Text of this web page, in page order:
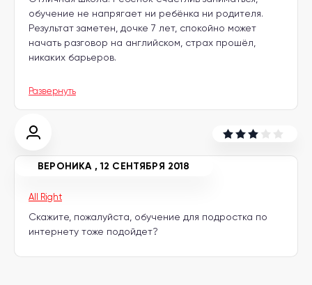
школуобучение не напрягает ни ребёнка ни родителя.
Результат заметен, дочке 7 лет, спокойно может
начать разговор на английском, страх прошёл,
никаких барьеров.
Развернуть
All Right
ВЕРОНИКА ,12 СЕНТЯБРЯ 2018
Скажите, пожалуйста, обучение для подростка по
интернету тоже подойдет?